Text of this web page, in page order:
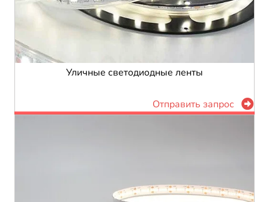
Уличные светодиодные ленты
Отправить запрос